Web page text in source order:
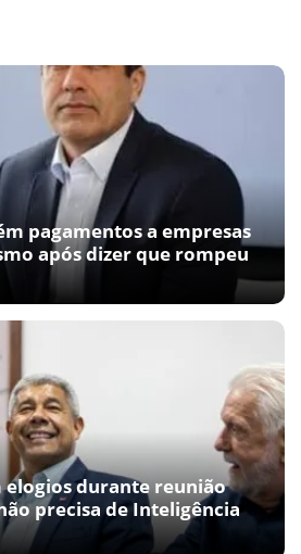
pagamentos a empresas
após dizer que rompeu
elogios durante reunião
precisa de Inteligência